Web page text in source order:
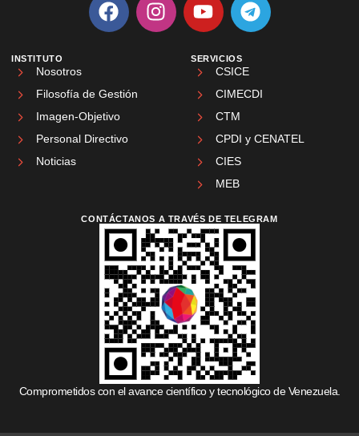
INSTITUTO
Nosotros
Filosofía de Gestión
Imagen-Objetivo
Personal Directivo
Noticias
SERVICIOS
CSICE
CIMECDI
CTM
CPDI y CENATEL
CIES
MEB
CONTÁCTANOS A TRAVÉS DE TELEGRAM
Comprometidos con el avance científico y tecnológico de Venezuela.